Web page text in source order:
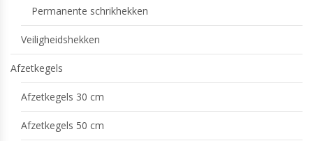
Permanente schrikhekken
Veiligheidshekken
Afzetkegels
Afzetkegels 30 cm
Afzetkegels 50 cm